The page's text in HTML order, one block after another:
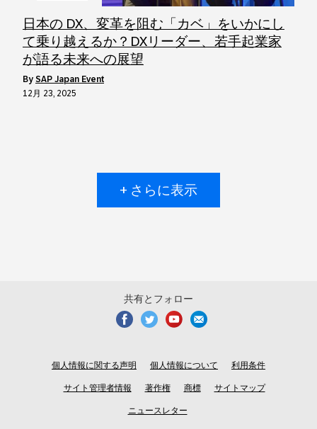
日本の DX、変革を阻む「カベ」をいかにし
て乗り越えるか？DXリーダー、若手起業家
が語る未来への展望
by SAP Japan Event
12月 23, 2025
+ さらに表示
共有とフォロー
個人情報に関する声明 個人情報について 利用条件
サイト管理者情報 著作権 商標 サイトマップ
ニュースレター